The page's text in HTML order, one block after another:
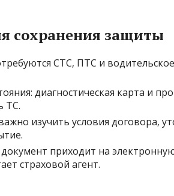
сохранения защиты
СТС‚ ПТС и
диагностическая карта и
ТС.
изучить условия договора‚
приходит на
страховой агент.